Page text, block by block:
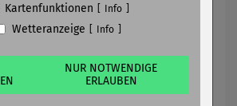
Cookiespeicherung Entscheidungscookie
Eigentümer dieser Website (Wenko-
Wenselaar GmbH & Co. KG)
Speichert die Einstellungen der Besucher
bezüglich der Speicherung von Cookies.
Kartenfunktionen Info
Wetteranzeige Info
NUR NOTWENDIGE
ERLAUBEN